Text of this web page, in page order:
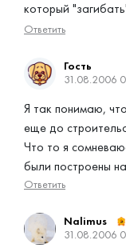
который
Ответить
Гость
31.08.2006
Я так понимаю,
еще до
Что то я
были построены
Ответить
Nalimus
31.08.2006